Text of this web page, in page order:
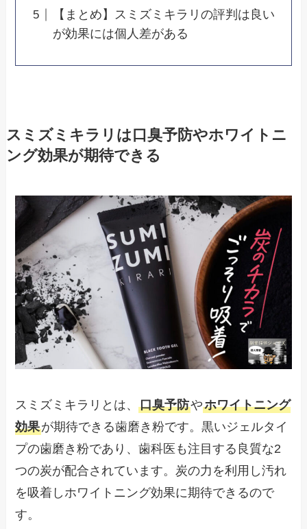
【まとめ】スミズミキラリの評判は良い
が効果には個人差がある
スミズミキラリは口臭予防やホワイトニ
ング効果が期待できる
スミズミキラリとは、口臭予防やホワイトニング
効果が期待できる歯磨き粉です。黒いジェルタイ
プの歯磨き粉であり、歯科医も注目する良質な2
つの炭が配合されています。炭の力を利用し汚れ
を吸着しホワイトニング効果に期待できるので
す。